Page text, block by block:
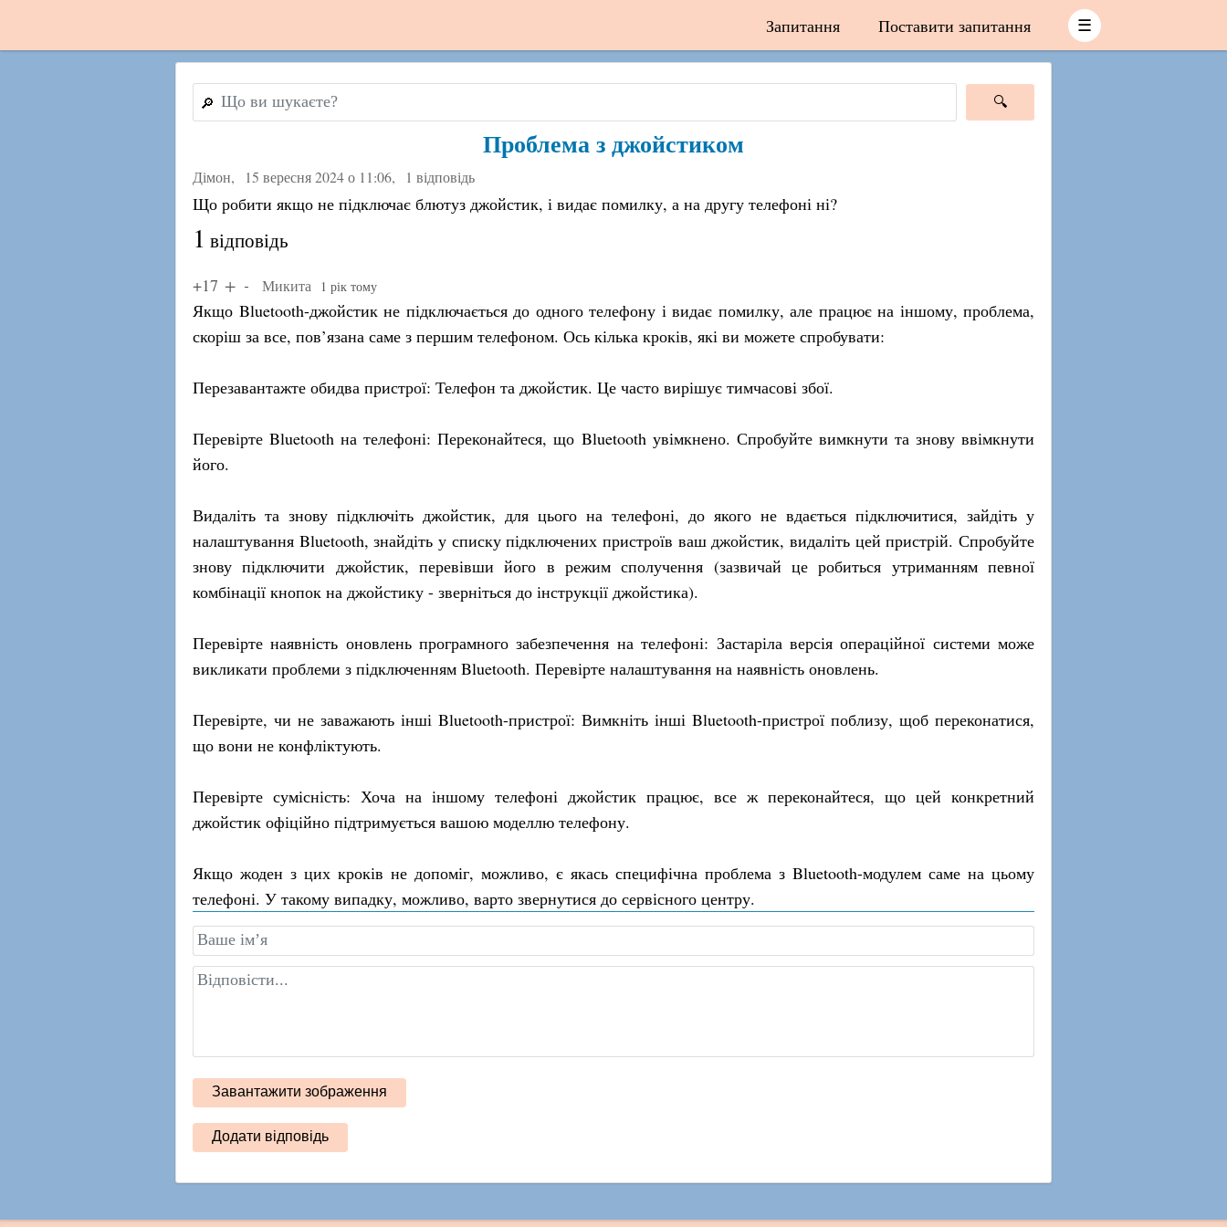
Запитання Поставити запитання ☰
🔎
Проблема з джойстиком
Дімон, 15 вересня 2024 о 11:06, 1 відповідь
Що робити якщо не підключає блютуз джойстик, і видає помилку, а на другу телефоні ні?
1 відповідь
+17 Микита 1 рік тому
Якщо Bluetooth-джойстик не підключається до одного телефону і видає помилку, але працює на іншому, проблема,
скоріш за все, пов’язана саме з першим телефоном. Ось кілька кроків, які ви можете спробувати:
Перезавантажте обидва пристрої: Телефон та джойстик. Це часто вирішує тимчасові збої.
Перевірте Bluetooth на телефоні: Переконайтеся, що Bluetooth увімкнено. Спробуйте вимкнути та знову ввімкнути
його.
Видаліть та знову підключіть джойстик, для цього на телефоні, до якого не вдається підключитися, зайдіть у
налаштування Bluetooth, знайдіть у списку підключених пристроїв ваш джойстик, видаліть цей пристрій. Спробуйте
знову підключити джойстик, перевівши його в режим сполучення (зазвичай це робиться утриманням певної
комбінації кнопок на джойстику - зверніться до інструкції джойстика).
Перевірте наявність оновлень програмного забезпечення на телефоні: Застаріла версія операційної системи може
викликати проблеми з підключенням Bluetooth. Перевірте налаштування на наявність оновлень.
Перевірте, чи не заважають інші Bluetooth-пристрої: Вимкніть інші Bluetooth-пристрої поблизу, щоб переконатися,
що вони не конфліктують.
Перевірте сумісність: Хоча на іншому телефоні джойстик працює, все ж переконайтеся, що цей конкретний
джойстик офіційно підтримується вашою моделлю телефону.
Якщо жоден з цих кроків не допоміг, можливо, є якась специфічна проблема з Bluetooth-модулем саме на цьому
телефоні. У такому випадку, можливо, варто звернутися до сервісного центру.